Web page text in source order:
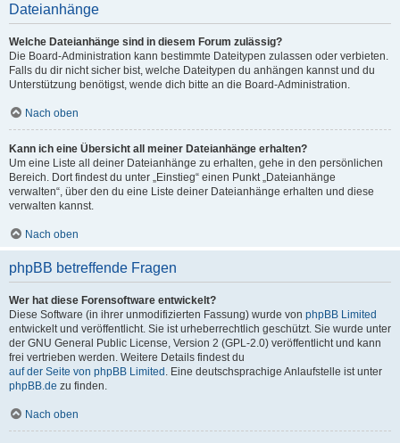
Dateianhänge
Welche Dateianhänge sind in diesem Forum zulässig?
Die Board-Administration kann bestimmte Dateitypen zulassen oder verbieten.
Falls du dir nicht sicher bist, welche Dateitypen du anhängen kannst und du
Unterstützung benötigst, wende dich bitte an die Board-Administration.
Nach oben
Kann ich eine Übersicht all meiner Dateianhänge erhalten?
Um eine Liste all deiner Dateianhänge zu erhalten, gehe in den persönlichen
Bereich. Dort findest du unter „Einstieg“ einen Punkt „Dateianhänge
verwalten“, über den du eine Liste deiner Dateianhänge erhalten und diese
verwalten kannst.
Nach oben
phpBB betreffende Fragen
Wer hat diese Forensoftware entwickelt?
Diese Software (in ihrer unmodifizierten Fassung) wurde von phpBB Limited
entwickelt und veröffentlicht. Sie ist urheberrechtlich geschützt. Sie wurde unter
der GNU General Public License, Version 2 (GPL-2.0) veröffentlicht und kann
frei vertrieben werden. Weitere Details findest du
auf der Seite von phpBB Limited . Eine deutschsprachige Anlaufstelle ist unter
phpBB.de zu finden.
Nach oben